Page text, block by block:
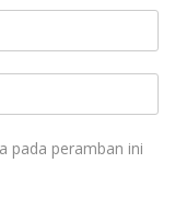
pada peramban ini